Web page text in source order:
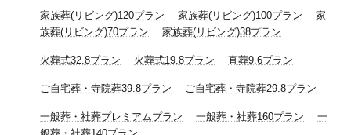
家族葬(リビング)120プラン 家族葬(リビング)100プラン
家
族葬(リビング)70プラン
家族葬(リビング)38プラン
火葬式32.8プラン 火葬式19.8プラン 直葬9.6プラン
ご自宅葬・寺院葬39.8プラン ご自宅葬・寺院葬29.8プラン
一般葬・社葬プレミアムプラン 一般葬・社葬160プラン
一